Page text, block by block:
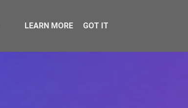
DONEAZĂ ARTICOLE CONTACT
LEARN MORE GOT IT